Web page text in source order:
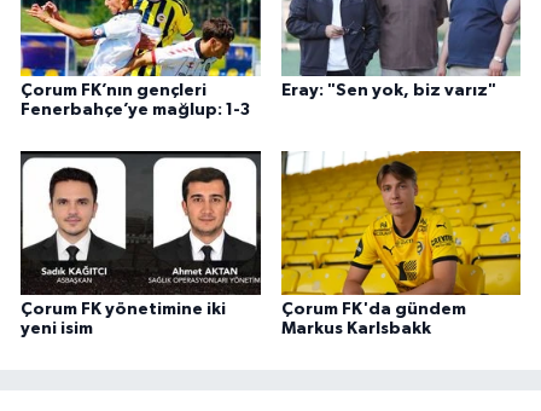
Çorum FK’nın gençleri
Fenerbahçe’ye mağlup: 1-3
Eray: "Sen yok, biz varız"
Çorum FK yönetimine iki
yeni isim
Çorum FK'da gündem
Markus Karlsbakk